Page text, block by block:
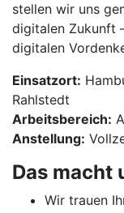
stellen wir uns
digitalen Zukunft
digitalen
Einsatzort:
Rahlstedt
Arbeitsbereich:
Anstellung:
Das macht
Wir trauen